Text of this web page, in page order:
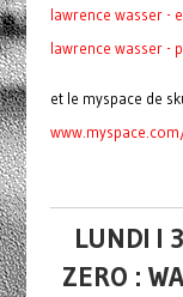
lawrence wasser -
lawrence wasser -
et le myspace de
LUNDI I
ZERO :